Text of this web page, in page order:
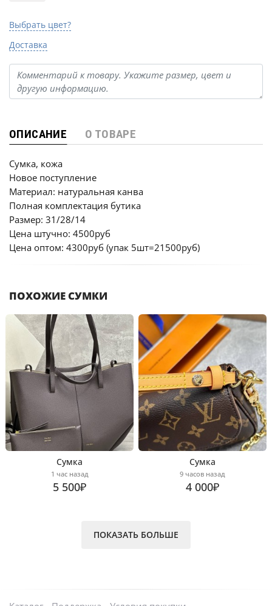
Выбрать цвет?
Доставка
ОПИСАНИЕ О ТОВАРЕ
Сумка, кожа
Новое поступление
Материал: натуральная канва
Полная комплектация бутика
Размер: 31/28/14
Цена штучно: 4500руб
Цена оптом: 4300руб (упак 5шт=21500руб)
ПОХОЖИЕ СУМКИ
Сумка
1 час назад
5 500₽
Сумка
9 часов назад
4 000₽
ПОКАЗАТЬ БОЛЬШЕ